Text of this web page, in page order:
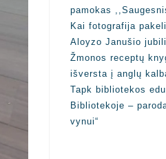
pamokas
Kai fotografija
Aloyzo Janušio
Žmonos receptų
išversta į anglų
Tapk bibliotekos
Bibliotekoje –
vynui“